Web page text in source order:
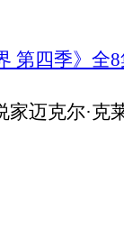
第四季》全
家迈克尔·克